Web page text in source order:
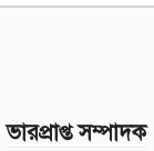
ভারপ্রাপ্ত সম্পাদক